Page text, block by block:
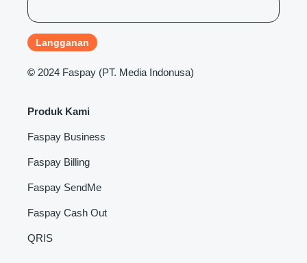
© 2024 Faspay (PT. Media Indonusa)
Produk Kami
Faspay Business
Faspay Billing
Faspay SendMe
Faspay Cash Out
QRIS